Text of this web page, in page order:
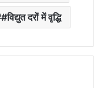
#विद्युत दरों में वृद्धि